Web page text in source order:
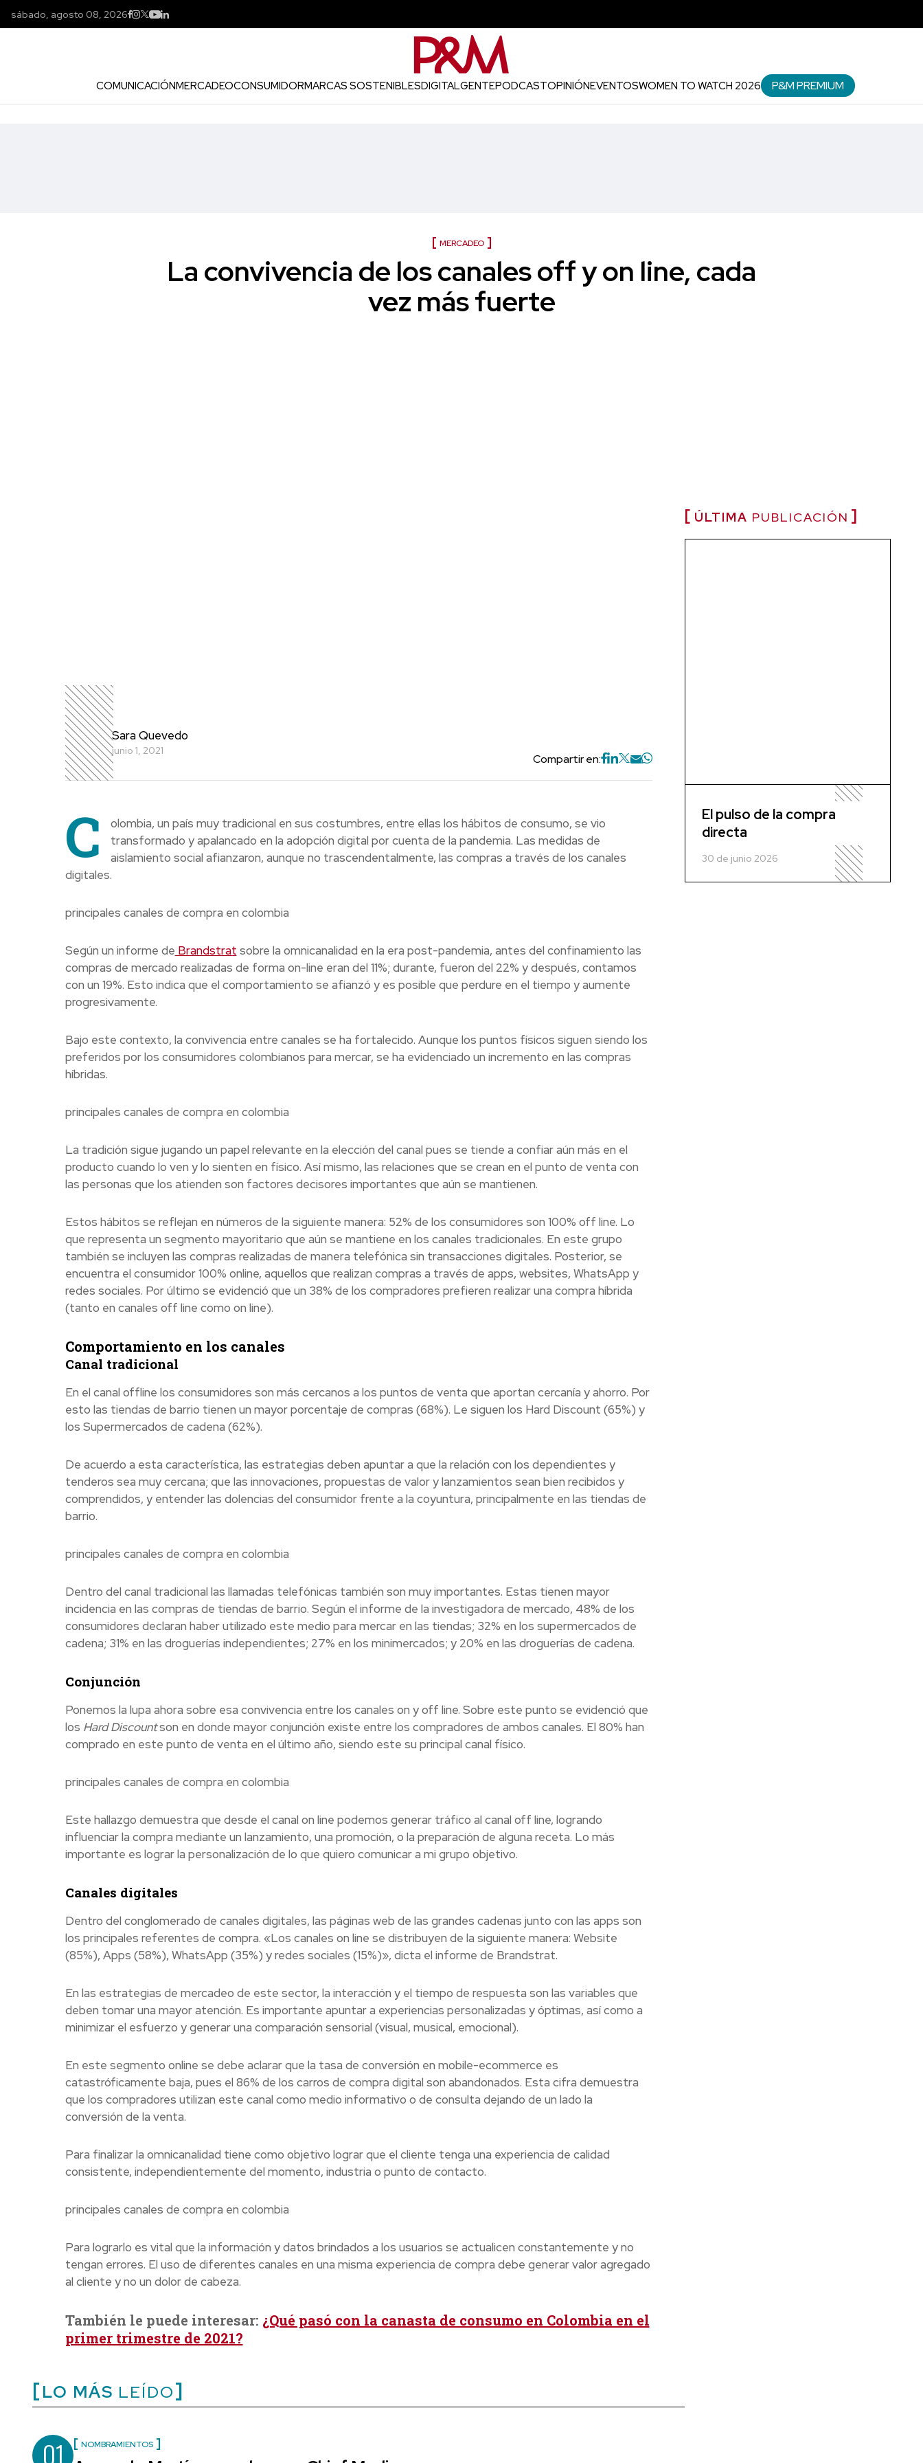
sábado, agosto 08, 2026
COMUNICACIÓNMERCADEOCONSUMIDORMARCAS SOSTENIBLESDIGITALGENTEPODCASTOPINIÓNEVENTOSWOMEN TO WATCH 2026 P&M PREMIUM
MERCADEO
La convivencia de los canales off y on line, cada
vez más fuerte
Sara Quevedo
junio 1, 2021
Compartir en:
C
olombia, un país muy tradicional en sus costumbres, entre ellas los hábitos de consumo, se vio
transformado y apalancado en la adopción digital por cuenta de la pandemia. Las medidas de
aislamiento social afianzaron, aunque no trascendentalmente, las compras a través de los canales
digitales.
principales canales de compra en colombia
Según un informe de Brandstrat sobre la omnicanalidad en la era post-pandemia, antes del confinamiento las
compras de mercado realizadas de forma on-line eran del 11%; durante, fueron del 22% y después, contamos
con un 19%. Esto indica que el comportamiento se afianzó y es posible que perdure en el tiempo y aumente
progresivamente.
Bajo este contexto, la convivencia entre canales se ha fortalecido. Aunque los puntos físicos siguen siendo los
preferidos por los consumidores colombianos para mercar, se ha evidenciado un incremento en las compras
híbridas.
principales canales de compra en colombia
La tradición sigue jugando un papel relevante en la elección del canal pues se tiende a confiar aún más en el
producto cuando lo ven y lo sienten en físico. Así mismo, las relaciones que se crean en el punto de venta con
las personas que los atienden son factores decisores importantes que aún se mantienen.
Estos hábitos se reflejan en números de la siguiente manera: 52% de los consumidores son 100% off line. Lo
que representa un segmento mayoritario que aún se mantiene en los canales tradicionales. En este grupo
también se incluyen las compras realizadas de manera telefónica sin transacciones digitales. Posterior, se
encuentra el consumidor 100% online, aquellos que realizan compras a través de apps, websites, WhatsApp y
redes sociales. Por último se evidenció que un 38% de los compradores prefieren realizar una compra híbrida
(tanto en canales off line como on line).
Comportamiento en los canales
Canal tradicional
En el canal offline los consumidores son más cercanos a los puntos de venta que aportan cercanía y ahorro. Por
esto las tiendas de barrio tienen un mayor porcentaje de compras (68%). Le siguen los Hard Discount (65%) y
los Supermercados de cadena (62%).
De acuerdo a esta característica, las estrategias deben apuntar a que la relación con los dependientes y
tenderos sea muy cercana; que las innovaciones, propuestas de valor ylanzamientos sean bien recibidos y
comprendidos, y entender las dolencias del consumidor frente a la coyuntura, principalmente en las tiendas de
barrio.
principales canales de compra en colombia
Dentro del canal tradicional las llamadas telefónicas también son muy importantes. Estas tienen mayor
incidencia en las compras de tiendas de barrio. Según el informe de la investigadora de mercado, 48% de los
consumidores declaran haber utilizado este medio para mercar en las tiendas; 32% en los supermercados de
cadena; 31% en las droguerías independientes; 27% en los minimercados; y 20% en las droguerías de cadena.
Conjunción
Ponemos la lupa ahora sobre esa convivencia entre los canales on y off line. Sobre este punto se evidenció que
los Hard Discountson en donde mayor conjunción existe entre los compradores de ambos canales. El 80% han
comprado en este punto de venta en el último año, siendo este su principal canal físico.
principales canales de compra en colombia
Este hallazgo demuestra que desde el canal on line podemos generar tráfico al canal off line, logrando
influenciar la compra mediante un lanzamiento, una promoción, o la preparación de alguna receta. Lo más
importante es lograr la personalización de lo que quiero comunicar a mi grupo objetivo.
Canales digitales
Dentro del conglomerado de canales digitales, las páginas web de las grandes cadenas junto con las apps son
los principales referentes de compra. «Los canales on line se distribuyen de la siguiente manera: Website
(85%), Apps (58%), WhatsApp (35%) y redes sociales (15%)», dicta el informe de Brandstrat.
En las estrategias de mercadeo de este sector, la interacción y el tiempo de respuesta son las variables que
deben tomar una mayor atención. Es importante apuntar a experiencias personalizadas y óptimas, así como a
minimizar el esfuerzo y generar una comparación sensorial (visual, musical, emocional).
En este segmento online se debe aclarar que la tasa de conversión en mobile-ecommerce es
catastróficamente baja, pues el 86% de los carros de compra digital son abandonados. Esta cifra demuestra
que los compradores utilizan este canal como medio informativo o de consulta dejando de un lado la
conversión de la venta.
Para finalizar la omnicanalidad tiene como objetivo lograr que el cliente tenga una experiencia de calidad
consistente, independientemente del momento, industria o punto de contacto.
principales canales de compra en colombia
Para lograrlo es vital que la información y datos brindados a los usuarios se actualicen constantemente y no
tengan errores. El uso de diferentes canales en una misma experiencia de compra debe generar valor agregado
al cliente y no un dolor de cabeza.
También le puede interesar: ¿Qué pasó con la canasta de consumo en Colombia en el
primer trimestre de 2021?
LO MÁS LEÍDO
01 NOMBRAMIENTOS
ÚLTIMA PUBLICACIÓN
El pulso de la compra
directa
30 de junio 2026